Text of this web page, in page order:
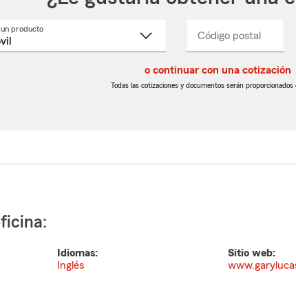
un productoSeleccione
Código postal
postal
de
postal
de
_____
o continuar con una cotización
Todas las cotizaciones y documentos serán proporcionados
Idiomas:
Inglés
Sitio web: